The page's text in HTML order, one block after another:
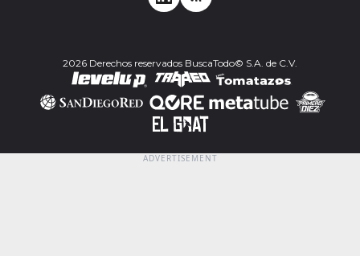
2026 Derechos reservados BuscaTodo© S.A. de C.V.